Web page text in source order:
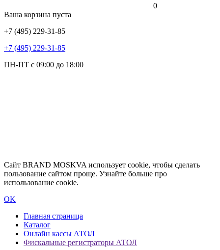
0
Ваша корзина пуста
+7 (495) 229-31-85
+7 (495) 229-31-85
ПН-ПТ с 09:00 до 18:00
Сайт BRAND MOSKVA использует cookie, чтобы сделать
пользование сайтом проще. Узнайте больше про
использование cookie.
OK
Главная страница
Каталог
Онлайн кассы АТОЛ
Фискальные регистраторы АТОЛ